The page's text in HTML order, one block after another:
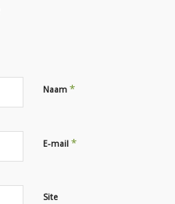
Naam *
E-mail *
Site